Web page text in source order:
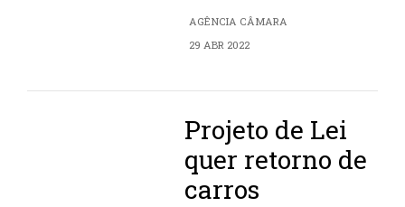
AGÊNCIA CÂMARA
29 ABR 2022
Projeto de Lei
quer retorno de
carros